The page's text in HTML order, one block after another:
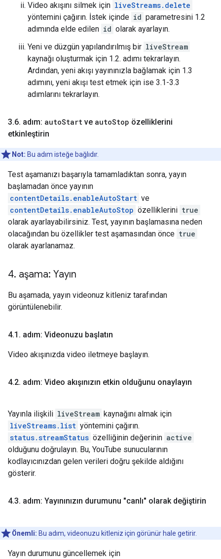
Video akışını silmek için liveStreams.delete
yöntemini çağırın. İstek içinde id parametresini 1.2
adımında elde edilen id olarak ayarlayın.
Yeni ve düzgün yapılandırılmış bir liveStream
kaynağı oluşturmak için 1.2. adımı tekrarlayın.
Ardından, yeni akışı yayınınızla bağlamak için 1.3
adımını, yeni akışı test etmek için ise 3.1-3.3
adımlarını tekrarlayın.
3.6. adım: autoStart ve autoStop özelliklerini
etkinleştirin
Not: Bu adım isteğe bağlıdır.
Test aşamanızı başarıyla tamamladıktan sonra, yayın
başlamadan önce yayının
contentDetails.enableAutoStart ve
contentDetails.enableAutoStop özelliklerini true
olarak ayarlayabilirsiniz. Test, yayının başlamasına neden
olacağından bu özellikler test aşamasından önce true
olarak ayarlanamaz.
4. aşama: Yayın
Bu aşamada, yayın videonuz kitleniz tarafından
görüntülenebilir.
4.1 . adım: Videonuzu başlatın
Video akışınızda video iletmeye başlayın.
4.2. adım: Video akışınızın etkin olduğunu onaylayın
Yayınla ilişkili liveStream kaynağını almak için
liveStreams.list yöntemini çağırın.
status.streamStatus özelliğinin değerinin active
olduğunu doğrulayın. Bu, YouTube sunucularının
kodlayıcınızdan gelen verileri doğru şekilde aldığını
gösterir.
4.3. adım: Yayınınızın durumunu "canlı" olarak değiştirin
Önemli: Bu adım, videonuzu kitleniz için görünür hale getirir.
Yayın durumunu güncellemek için